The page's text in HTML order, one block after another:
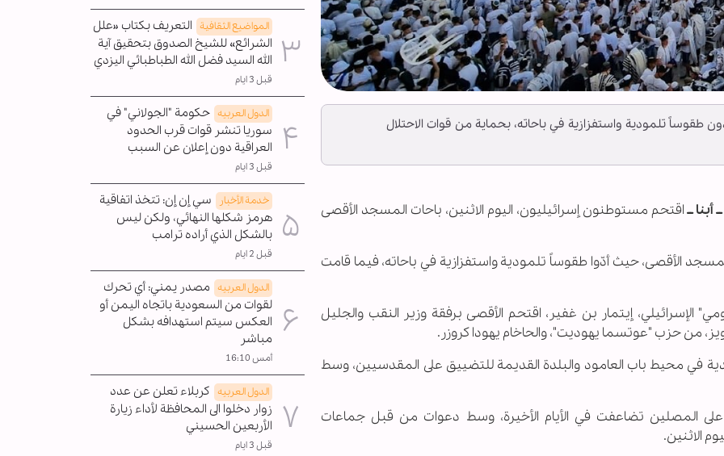
تلمودية واستفزازية في باحاته، بحماية من قوات الاحتلال
ــاقتحم مستوطنون إسرائيليون، اليوم الاثنين، باحات المسجد الأقصى
الأقصى، حيث أدّوا طقوساً تلمودية واستفزازية في باحاته، فيما قامت
الإسرائيلي، إيتمار بن غفير، اقتحم الأقصى برفقة وزير النقب والجليل
من حزب "عوتسما يهوديت"، والحاخام يهودا كروزر.
في محيط باب العامود والبلدة القديمة للتضييق على المقدسيين، وسط
المصلين تضاعفت في الأيام الأخيرة، وسط دعوات من قبل جماعات
الاثنين.
المواضیع الثقافية التعريف بكتاب «علل
الشرائع» للشيخ الصدوق بتحقيق آية
الله السيد فضل الله الطباطبائي اليزدي
قبل 3 ايام
الدول العربیه حكومة "الجولاني" في
سوريا تنشر قوات قرب الحدود
العراقية دون إعلان عن السبب
قبل 3 ايام
خدمة الأخبار
سي إن إن: تتخذ اتفاقية
هرمز شكلها النهائي، ولكن ليس
بالشكل الذي أراده ترامب
قبل 2 ايام
الدول العربیه مصدر يمني: أي تحرك
لقوات من السعودية باتجاه اليمن أو
العكس سيتم استهدافه بشكل
مباشر
أمس 16:10
الدول العربیه كربلاء تعلن عن عدد
زوار دخلوا الى المحافظة لأداء زيارة
الأربعين الحسيني
قبل 3 ايام